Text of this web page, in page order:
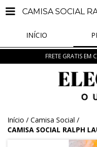
INÍCIO
FRETE GRATIS EM
Início / Camisa Social /
CAMISA SOCIAL RALPH